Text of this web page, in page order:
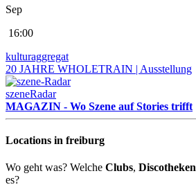
Sep
16:00
kulturaggregat
20 JAHRE WHOLETRAIN | Ausstellung
szeneRadar
MAGAZIN - Wo Szene auf Stories trifft
Locations in freiburg
Wo geht was? Welche Clubs, Discotheken
es?